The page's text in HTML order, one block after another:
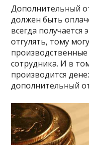
Дополнительный
должен быть
всегда
отгулять, тому
сотрудника. И в
производится
дополнительный